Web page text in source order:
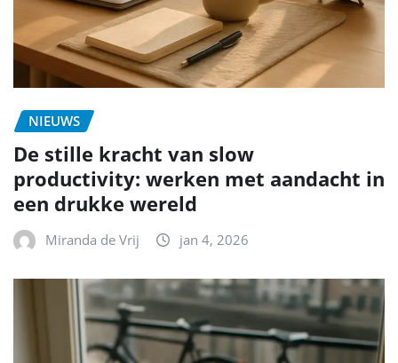
NIEUWS
De stille kracht van slow
productivity: werken met aandacht in
een drukke wereld
Miranda de Vrij jan 4, 2026